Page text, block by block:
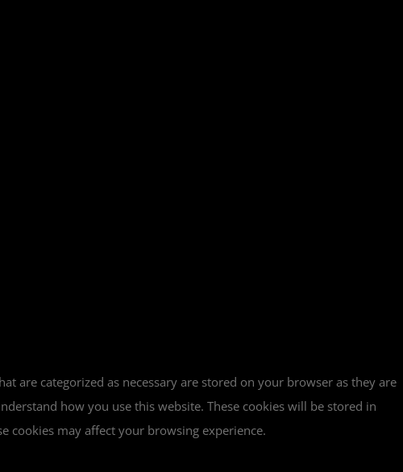
are categorized as necessary are stored on your browser as they are
how you use this website. These cookies will be stored in
cookies may affect your browsing experience.